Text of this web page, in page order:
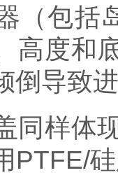
（包括
高度和
倒导致
样体现
PTFE/